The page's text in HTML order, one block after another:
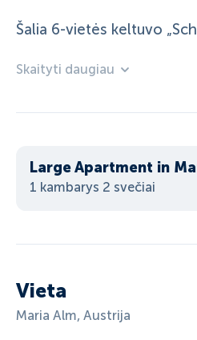
Šalia 6-vietės keltuvo
Skaityti daugiau
1 kambarys 2 svečiai
Vieta
Maria Alm, Austrija